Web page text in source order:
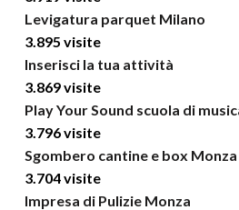
Levigatura parquet Milano
3.895 visite
Inserisci la tua attività
3.869 visite
Play Your Sound scuola di
3.796 visite
Sgombero cantine e box Monza
3.704 visite
Impresa di Pulizie Monza